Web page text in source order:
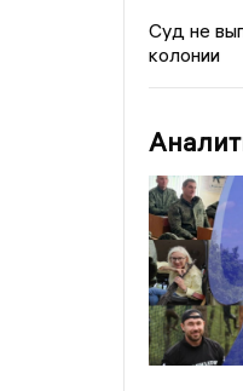
Суд не
колонии